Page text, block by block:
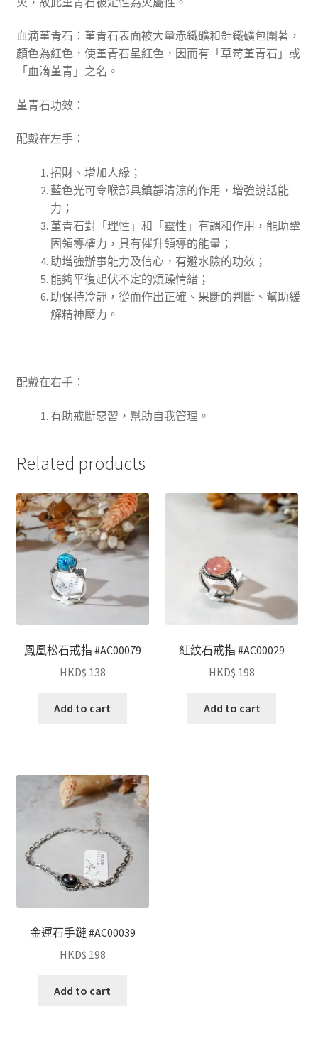
血滴堇青石：堇青石表面被大量赤鐵礦和針鐵礦包圍著，
顏色為紅色，使堇青石呈紅色，因而有「草莓堇青石」或
「血滴堇青」之名。
堇青石功效：
配戴在左手：
招財、增加人緣；
藍色光可令喉部具鎮靜清涼的作用，增強說話能
力；
堇青石對「理性」和「靈性」有調和作用，能助鞏
固領導權力，具有催升領導的能量；
助增強辦事能力及信心，有避水險的功效；
能夠平復起伏不定的煩躁情緒；
助保持冷靜，從而作出正確、果斷的判斷、幫助緩
解精神壓力。
配戴在右手：
有助戒斷惡習，幫助自我管理 。
Related products
鳳凰松石戒指 #AC00079
HKD$ 138
Add to cart
紅紋石戒指 #AC00029
HKD$ 198
Add to cart
金運石手鏈 #AC00039
HKD$ 198
Add to cart